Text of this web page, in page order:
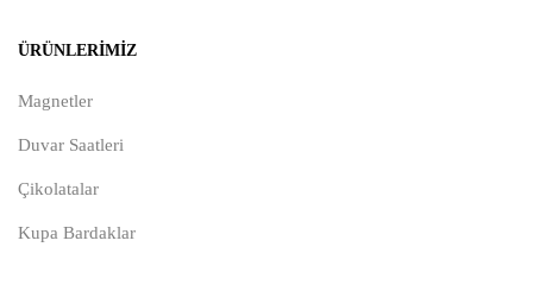
ÜRÜNLERIMIZ
Magnetler
Duvar Saatleri
Çikolatalar
Kupa Bardaklar